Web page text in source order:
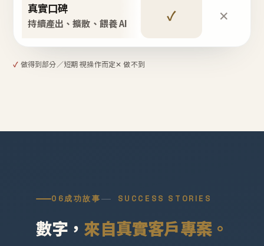
真實口碑
持續產出、擴散、餵養 AI ✓ ✕
✓ 做得到部分／短期 視操作而定✕ 做不到
06成功故事 SUCCESS STORIES
數字， 來自真實客戶專案。